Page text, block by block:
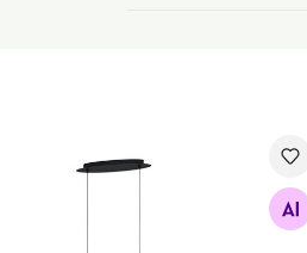
Marasales